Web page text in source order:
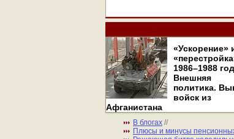
«Ускорение»
1986–1988
Внешняя
политика.
войск из
Афганистана
В блогах //
Плюсы и минусы